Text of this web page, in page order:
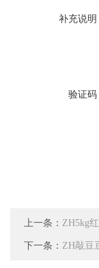
补充说明
验证码
上一条： ZH5kg
下一条： ZH敲豆